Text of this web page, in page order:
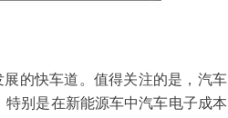
的快车道。值得关注的是，汽车
别是在新能源车中汽车电子成本